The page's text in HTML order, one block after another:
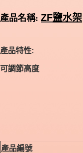
產品名稱: ZF鹽水架
產品特性:
可調節高度
產品編號